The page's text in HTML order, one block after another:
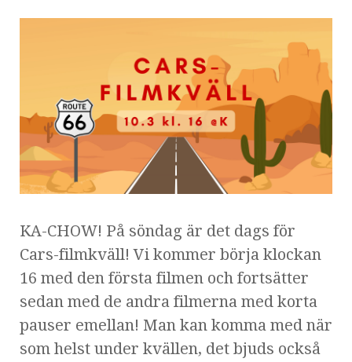
KA-CHOW! På söndag är det dags för
Cars-filmkväll! Vi kommer börja klockan
16 med den första filmen och fortsätter
sedan med de andra filmerna med korta
pauser emellan! Man kan komma med när
som helst under kvällen, det bjuds också